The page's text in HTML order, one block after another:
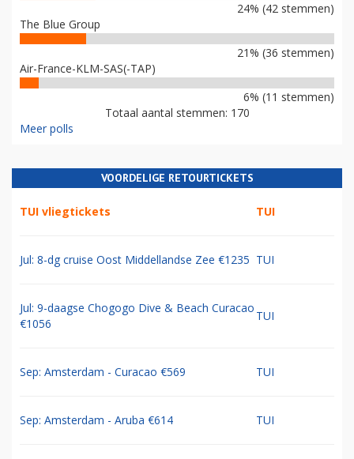
24% (42 stemmen)
The Blue Group
21% (36 stemmen)
Air-France-KLM-SAS(-TAP)
6% (11 stemmen)
Totaal aantal stemmen: 170
Meer polls
VOORDELIGE RETOURTICKETS
TUI vliegtickets TUI
Jul: 8-dg cruise Oost Middellandse Zee €1235 TUI
Jul: 9-daagse Chogogo Dive & Beach Curacao
€1056
TUI
Sep: Amsterdam - Curacao €569 TUI
Sep: Amsterdam - Aruba €614 TUI